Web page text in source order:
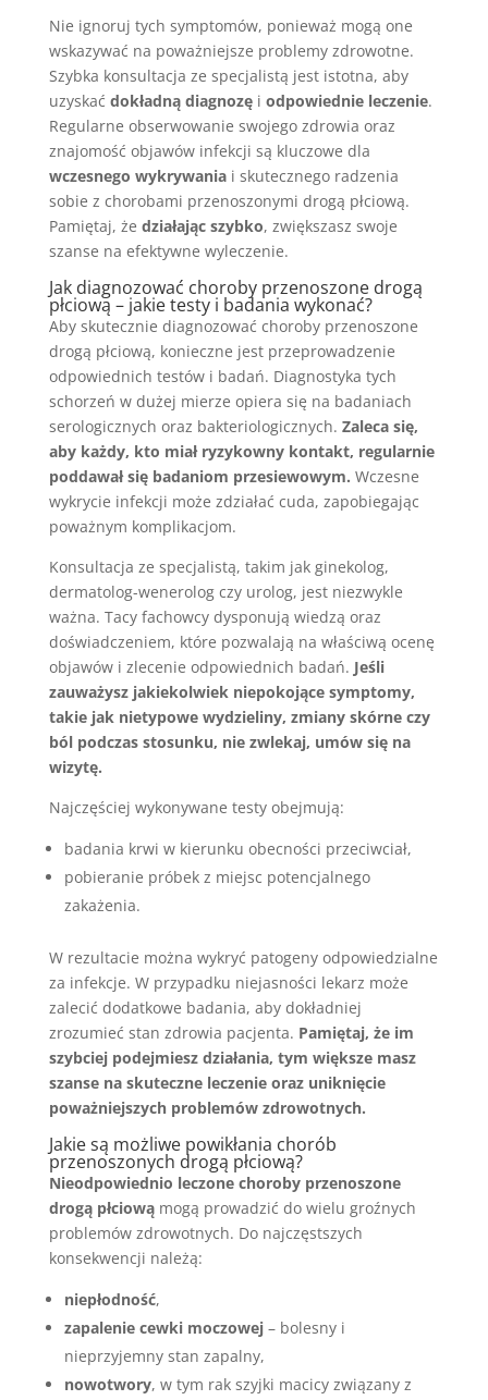
Nie ignoruj tych symptomów, ponieważ mogą one
wskazywać na poważniejsze problemy zdrowotne.
Szybka konsultacja ze specjalistą jest istotna, aby
uzyskać dokładną diagnozęi odpowiednie leczenie.
Regularne obserwowanie swojego zdrowia oraz
znajomość objawów infekcji są kluczowe dla
wczesnego wykrywaniai skutecznego radzenia
sobie z chorobami przenoszonymi drogą płciową.
Pamiętaj, że działając szybko, zwiększasz swoje
szanse na efektywne wyleczenie.
Jak diagnozować choroby przenoszone drogą
płciową – jakie testy i badania wykonać?
Aby skutecznie diagnozować choroby przenoszone
drogą płciową, konieczne jest przeprowadzenie
odpowiednich testów i badań. Diagnostyka tych
schorzeń w dużej mierze opiera się na badaniach
serologicznych oraz bakteriologicznych. Zaleca się,
aby każdy, kto miał ryzykowny kontakt, regularnie
poddawał się badaniom przesiewowym. Wczesne
wykrycie infekcji może zdziałać cuda, zapobiegając
poważnym komplikacjom.
Konsultacja ze specjalistą, takim jak ginekolog,
dermatolog-wenerolog czy urolog, jest niezwykle
ważna. Tacy fachowcy dysponują wiedzą oraz
doświadczeniem, które pozwalają na właściwą ocenę
objawów i zlecenie odpowiednich badań. Jeśli
zauważysz jakiekolwiek niepokojące symptomy,
takie jak nietypowe wydzieliny, zmiany skórne czy
ból podczas stosunku, nie zwlekaj, umów się na
wizytę.
Najczęściej wykonywane testy obejmują:
badania krwi w kierunku obecności przeciwciał,
pobieranie próbek z miejsc potencjalnego
zakażenia.
W rezultacie można wykryć patogeny odpowiedzialne
za infekcje. W przypadku niejasności lekarz może
zalecić dodatkowe badania, aby dokładniej
zrozumieć stan zdrowia pacjenta. Pamiętaj, że im
szybciej podejmiesz działania, tym większe masz
szanse na skuteczne leczenie oraz uniknięcie
poważniejszych problemów zdrowotnych.
Jakie są możliwe powikłania chorób
przenoszonych drogą płciową?
Nieodpowiednio leczone choroby przenoszone
drogą płciowąmogą prowadzić do wielu groźnych
problemów zdrowotnych. Do najczęstszych
konsekwencji należą:
niepłodność,
zapalenie cewki moczowej– bolesny i
nieprzyjemny stan zapalny,
nowotwory, w tym rak szyjki macicy związany z